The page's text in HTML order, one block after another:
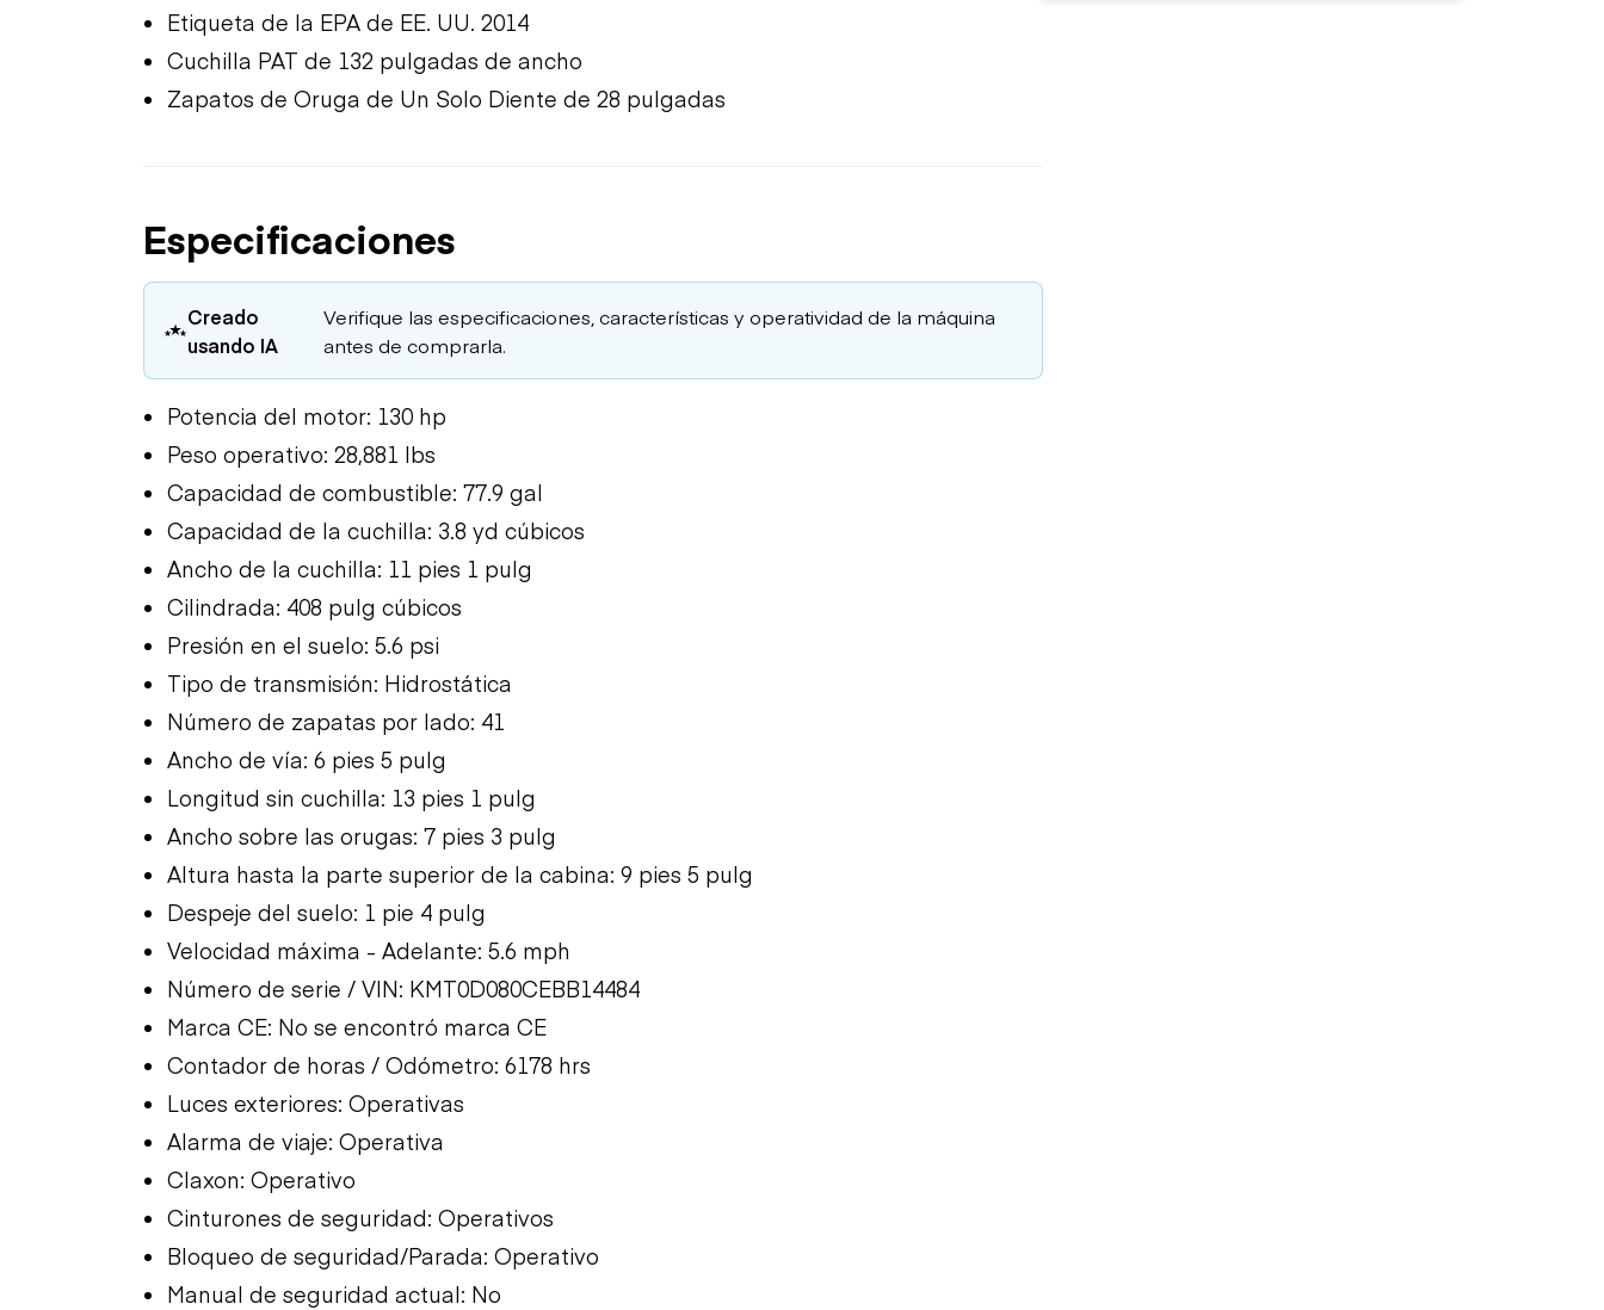
Etiqueta de la EPA de EE. UU. 2014
Cuchilla PAT de 132 pulgadas de ancho
Zapatos de Oruga de Un Solo Diente de 28 pulgadas
Especificaciones
Creado
usando IA
Verifique las especificaciones, características y operatividad de la máquina
antes de comprarla.
Potencia del motor: 130 hp
Peso operativo: 28,881 lbs
Capacidad de combustible: 77.9 gal
Capacidad de la cuchilla: 3.8 yd cúbicos
Ancho de la cuchilla: 11 pies 1 pulg
Cilindrada: 408 pulg cúbicos
Presión en el suelo: 5.6 psi
Tipo de transmisión: Hidrostática
Número de zapatas por lado: 41
Ancho de vía: 6 pies 5 pulg
Longitud sin cuchilla: 13 pies 1 pulg
Ancho sobre las orugas: 7 pies 3 pulg
Altura hasta la parte superior de la cabina: 9 pies 5 pulg
Despeje del suelo: 1 pie 4 pulg
Velocidad máxima - Adelante: 5.6 mph
Número de serie / VIN: KMT0D080CEBB14484
Marca CE: No se encontró marca CE
Contador de horas / Odómetro: 6178 hrs
Luces exteriores: Operativas
Alarma de viaje: Operativa
Claxon: Operativo
Cinturones de seguridad: Operativos
Bloqueo de seguridad/Parada: Operativo
Manual de seguridad actual: No